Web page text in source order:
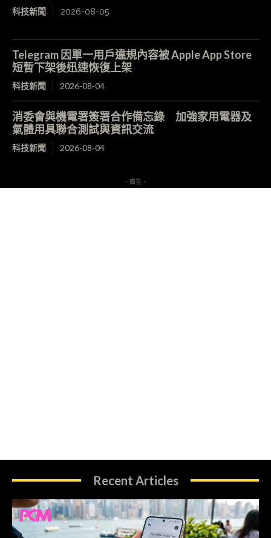
科技新聞 2026-08-05
Telegram 因單一用戶違規內容被 Apple App Store
短暫下架後迅速恢復上架
科技新聞 2026-08-04
消委會與機電署簽署合作備忘錄 加強家用電器及
氣體用具聯合測試與資訊交流
科技新聞 2026-08-04
- 廣告 -
Recent Articles